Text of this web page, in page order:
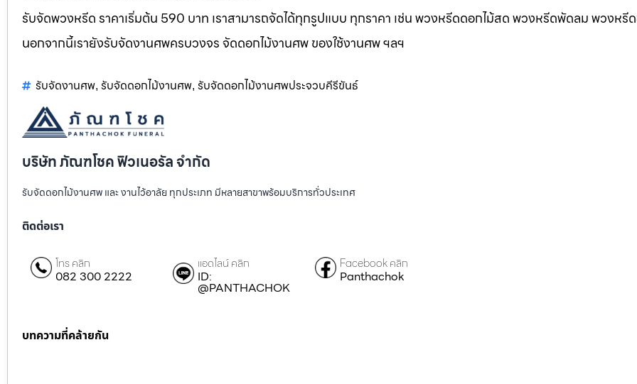
รับจัดพวงหรีด ราคาเริ่มต้น 590 บาท เราสามารถจัดได้ทุกรูปแบบ ทุกราคา เช่น พวงหรีดดอกไม้สด พวงหรีดพัดลม พวงหรี
นอกจากนี้เรายังรับจัดงานศพครบวงจร จัดดอกไม้งานศพ ของใช้งานศพ ฯลฯ
รับจัดงานศพ, รับจัดดอกไม้งานศพ, รับจัดดอกไม้งานศพประจวบคีรีขันธ์
บริษัท ภัณฑโชค ฟิวเนอรัล จำกัด
รับจัดดอกไม้งานศพ และ งานไว้อาลัย ทุกประเภท มีหลายสาขาพร้อมบริการทั่วประเทศ
ติดต่อเรา
โทร คลิก
082 300 2222
แอดไลน์ คลิก
ID:
@PANTHACHOK
Facebook คลิก
Panthachok
บทความที่คล้ายกัน